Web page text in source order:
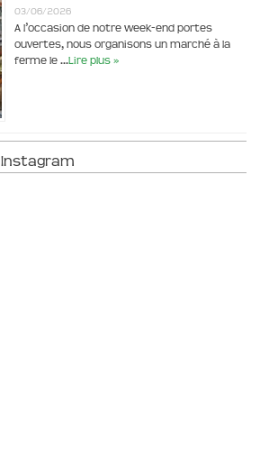
03/06/2026
A l’occasion de notre week-end portes
ouvertes, nous organisons un marché à la
ferme le …Lire plus »
Instagram